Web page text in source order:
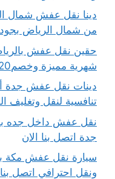
من شمال الرياض بجودة100%اتصل
شهرية مميزة وخصم20%لنقل العفش
تنافسية لنقل وتغليف العفش
جدة اتصل بنا الان
ونقل احترافي اتصل بنا